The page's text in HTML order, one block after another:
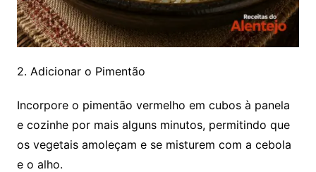
2. Adicionar o Pimentão
Incorpore o pimentão vermelho em cubos à panela
e cozinhe por mais alguns minutos, permitindo que
os vegetais amoleçam e se misturem com a cebola
e o alho.